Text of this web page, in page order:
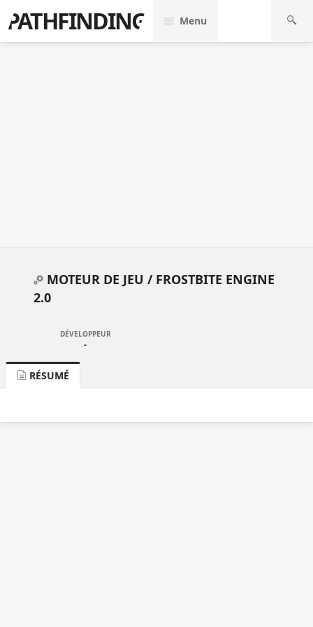
PATHFINDING Menu
MOTEUR DE JEU / FROSTBITE ENGINE
2.0
DÉVELOPPEUR
-
RÉSUMÉ